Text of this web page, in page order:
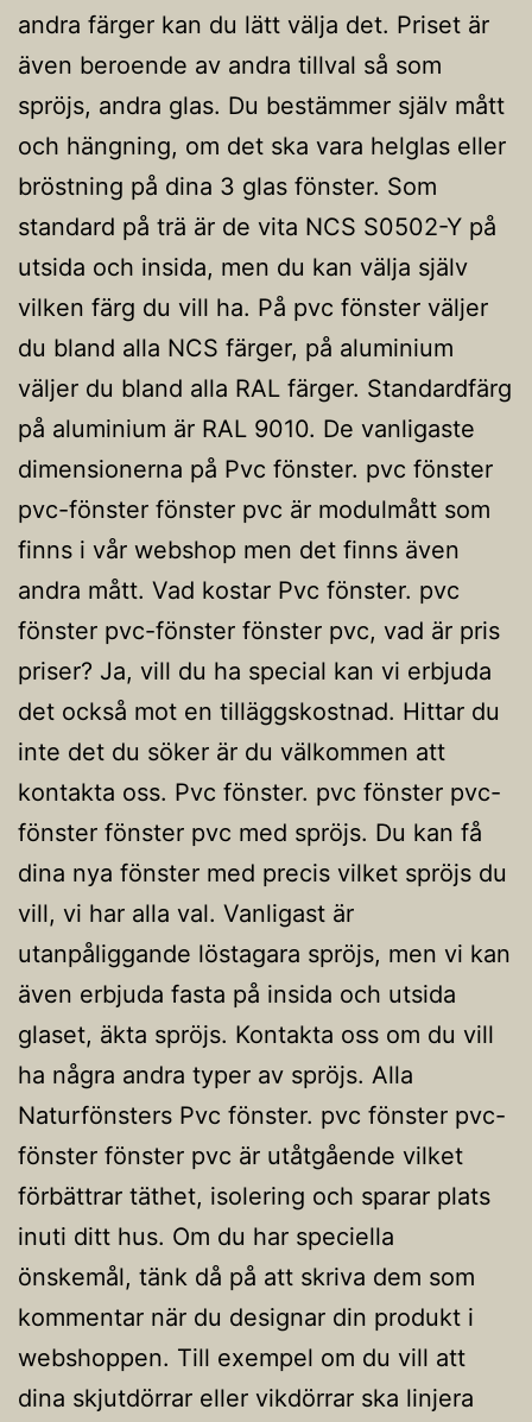
andra färger kan du lätt välja det. Priset är
även beroende av andra tillval så som
spröjs, andra glas. Du bestämmer själv mått
och hängning, om det ska vara helglas eller
bröstning på dina 3 glas fönster. Som
standard på trä är de vita NCS S0502-Y på
utsida och insida, men du kan välja själv
vilken färg du vill ha. På pvc fönster väljer
du bland alla NCS färger, på aluminium
väljer du bland alla RAL färger. Standardfärg
på aluminium är RAL 9010. De vanligaste
dimensionerna på Pvc fönster. pvc fönster
pvc-fönster fönster pvc är modulmått som
finns i vår webshop men det finns även
andra mått. Vad kostar Pvc fönster. pvc
fönster pvc-fönster fönster pvc, vad är pris
priser? Ja, vill du ha special kan vi erbjuda
det också mot en tilläggskostnad. Hittar du
inte det du söker är du välkommen att
kontakta oss. Pvc fönster. pvc fönster pvc-
fönster fönster pvc med spröjs. Du kan få
dina nya fönster med precis vilket spröjs du
vill, vi har alla val. Vanligast är
utanpåliggande löstagara spröjs, men vi kan
även erbjuda fasta på insida och utsida
glaset, äkta spröjs. Kontakta oss om du vill
ha några andra typer av spröjs. Alla
Naturfönsters Pvc fönster. pvc fönster pvc-
fönster fönster pvc är utåtgående vilket
förbättrar täthet, isolering och sparar plats
inuti ditt hus. Om du har speciella
önskemål, tänk då på att skriva dem som
kommentar när du designar din produkt i
webshoppen. Till exempel om du vill att
dina skjutdörrar eller vikdörrar ska linjera